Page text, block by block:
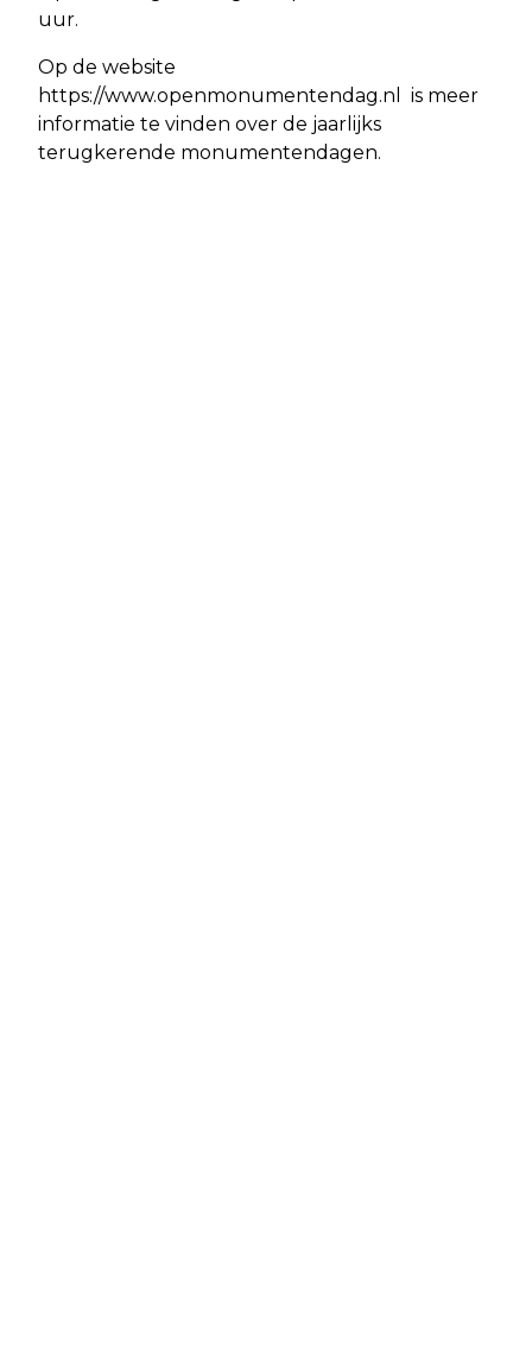
uur.
Op de website
https://www.openmonumentendag.nl is meer
informatie te vinden over de jaarlijks
terugkerende monumentendagen.